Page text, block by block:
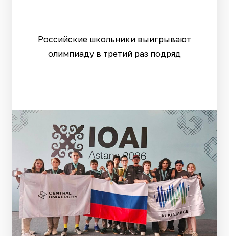
Российские школьники выигрывают
олимпиаду в третий раз подряд